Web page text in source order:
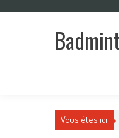
Vous êtes ici